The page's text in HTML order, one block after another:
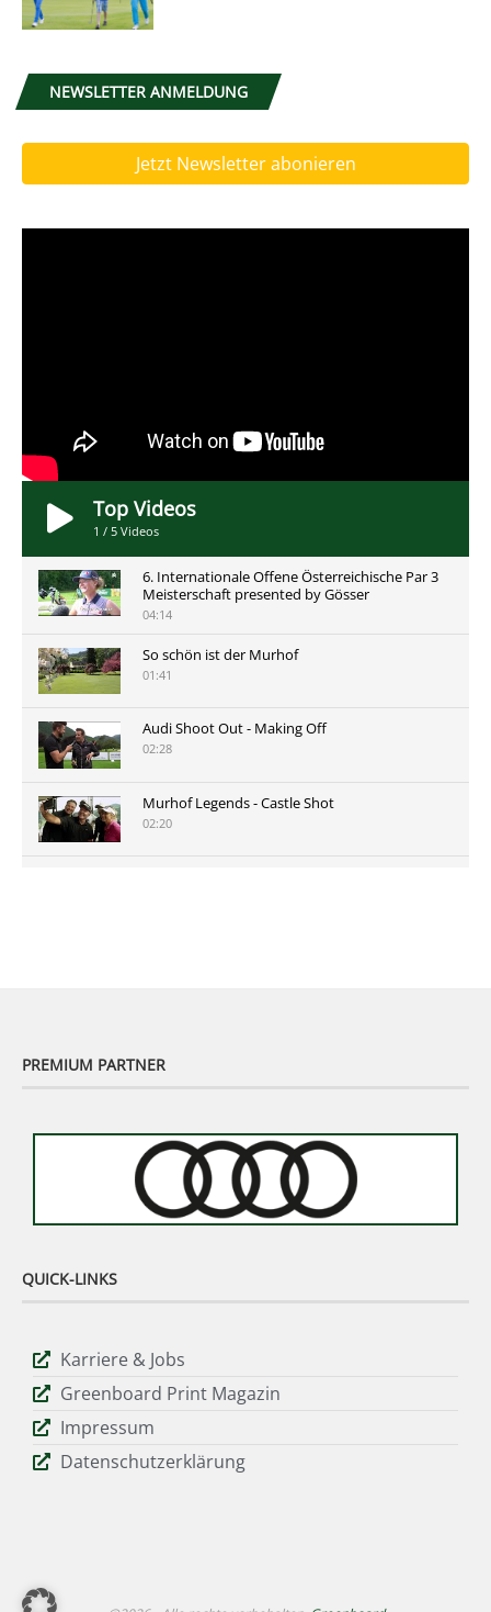
NEWSLETTER ANMELDUNG
Jetzt Newsletter abonieren
Top Videos
1 / 5 Videos
6. Internationale Offene Österreichische Par 3
Meisterschaft presented by Gösser
04:14
So schön ist der Murhof
01:41
Audi Shoot Out - Making Off
02:28
Murhof Legends - Castle Shot
02:20
PREMIUM PARTNER
QUICK-LINKS
Karriere & Jobs
Greenboard Print Magazin
Impressum
Datenschutzerklärung